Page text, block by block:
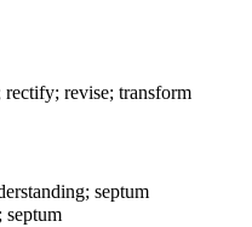
revise; transform
septum
septum